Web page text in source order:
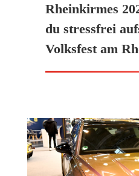
Rheinkirmes
du stressfrei
Volksfest am